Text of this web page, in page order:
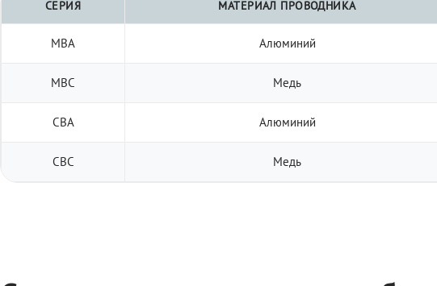
СЕРИЯ МАТЕРИАЛ ПРОВОДНИКА
МВА Алюминий
МВС Медь
СВА Алюминий
СВС Медь